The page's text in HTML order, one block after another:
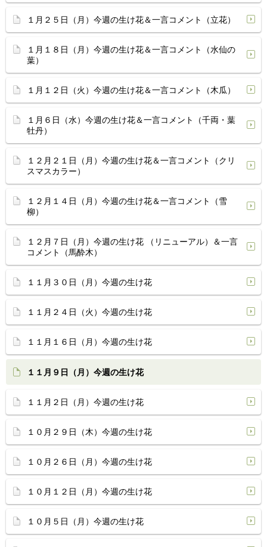
１月２５日（月）今週の生け花＆一言コメント（立花）
１月１８日（月）今週の生け花＆一言コメント（水仙の
葉）
１月１２日（火）今週の生け花＆一言コメント（木瓜）
１月６日（水）今週の生け花＆一言コメント（千両・葉
牡丹）
１２月２１日（月）今週の生け花＆一言コメント（クリ
スマスカラー）
１２月１４日（月）今週の生け花＆一言コメント（雪
柳）
１２月７日（月）今週の生け花 （リニューアル）＆一言
コメント（馬酔木）
１１月３０日（月）今週の生け花
１１月２４日（火）今週の生け花
１１月１６日（月）今週の生け花
１１月９日（月）今週の生け花
１１月２日（月）今週の生け花
１０月２９日（木）今週の生け花
１０月２６日（月）今週の生け花
１０月１２日（月）今週の生け花
１０月５日（月）今週の生け花